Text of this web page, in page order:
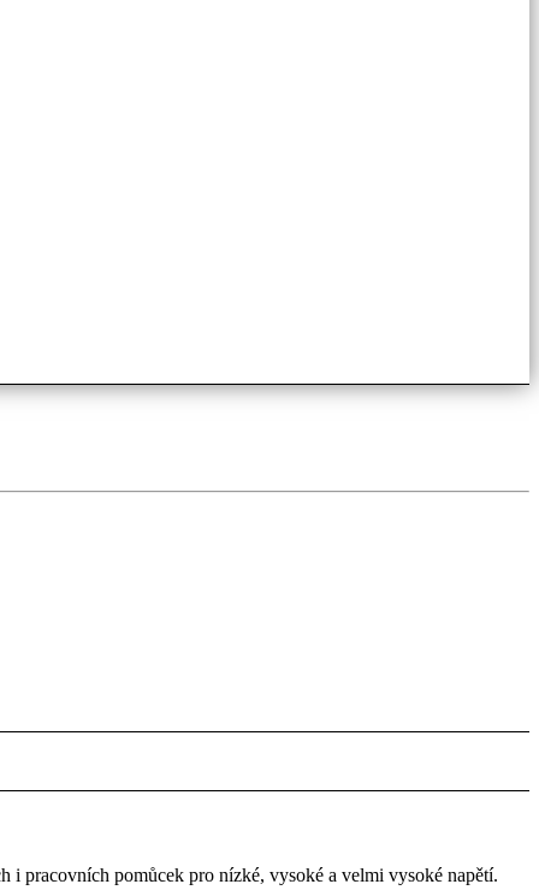
i pracovních pomůcek pro nízké, vysoké a velmi vysoké napětí.